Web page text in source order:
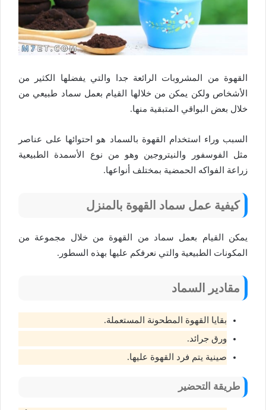
القهوة من المشروبات الرائعة جدا والتي يفضلها الكثير من
الأشخاص ولكن يمكن من خلالها القيام بعمل سماد طبيعي من
خلال بعض البواقي المتبقية منها.
السبب وراء استخدام القهوة بالسماد هو احتوائها على عناصر
مثل الفوسفور والنيتروجين وهو من نوع الأسمدة الطبيعية
زراعة الفواكه الحمضية بمختلف أنواعها.
كيفية عمل سماد القهوة بالمنزل
يمكن القيام بعمل سماد من القهوة من خلال مجموعة من
المكونات الطبيعية والتي نعرفكم عليها بهذه السطور.
مقادير السماد
بقايا القهوة المطحونة المستعملة.
ورق جرائد.
صينية يتم فرد القهوة عليها.
طريقة التحضير